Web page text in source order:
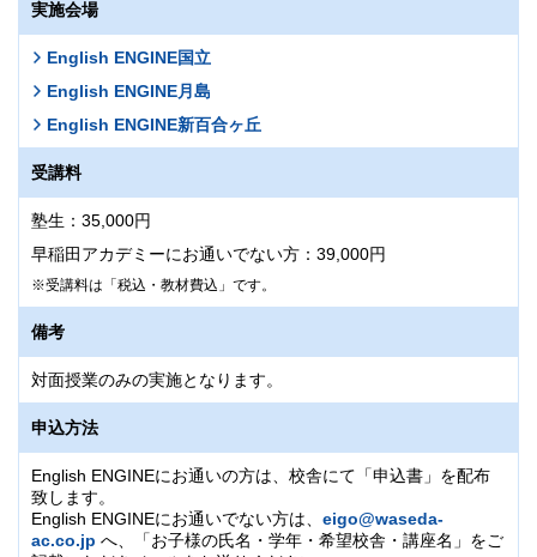
English ENGINEにお通いでない方は、
ac.co.jpへ、「お子様の氏名・学年・希望校舎・講座名」
をご記載いただきメールをお送りください。もしくは、お
い合わせください。
English ENGINEにお通いでない方は、
ac.co.jpへ、「お子様の氏名・学年・希望校舎・講座名」
をご記載いただきメールをお送りください。もしくは、お
でお問い合わせください。
実施会場
English ENGINE国立
English ENGINE月島
English ENGINE新百合ヶ丘
受講料
塾生：35,000円
早稲田アカデミーにお通いでない方：39,000円
受講料は「税込・教材費込」です。
備考
対面授業のみの実施となります。
申込方法
English ENGINEにお通いの方は、校舎にて「申込書」を配布
致します。
English ENGINEにお通いでない方は、 eigo@waseda-
ac.co.jp へ、「お子様の氏名・学年・希望校舎・講座名」をご